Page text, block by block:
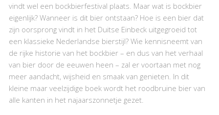
vindt wel een bockbierfestival plaats. Maar wat is bockbier
eigenlijk? Wanneer is dit bier ontstaan? Hoe is een bier dat
zijn oorsprong vindt in het Duitse Einbeck uitgegroeid tot
een klassieke Nederlandse bierstijl? Wie kennisneemt van
de rijke historie van het bockbier – en dus van het verhaal
van bier door de eeuwen heen – zal er voortaan met nog
meer aandacht, wijsheid en smaak van genieten. In dit
kleine maar veelzijdige boek wordt het roodbruine bier van
alle kanten in het najaarszonnetje gezet.